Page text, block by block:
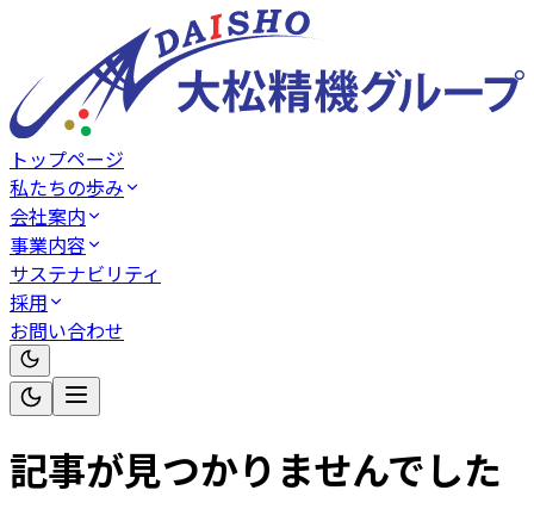
トップページ
私たちの歩み
会社案内
事業内容
サステナビリティ
採用
お問い合わせ
記事が見つかりませんでした